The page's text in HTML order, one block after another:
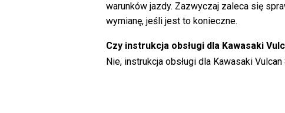
warunków jazdy. Zazwyczaj zaleca się
wymianę, jeśli jest to konieczne.
Czy instrukcja obsługi dla Kawasaki
Nie, instrukcja obsługi dla Kawasaki